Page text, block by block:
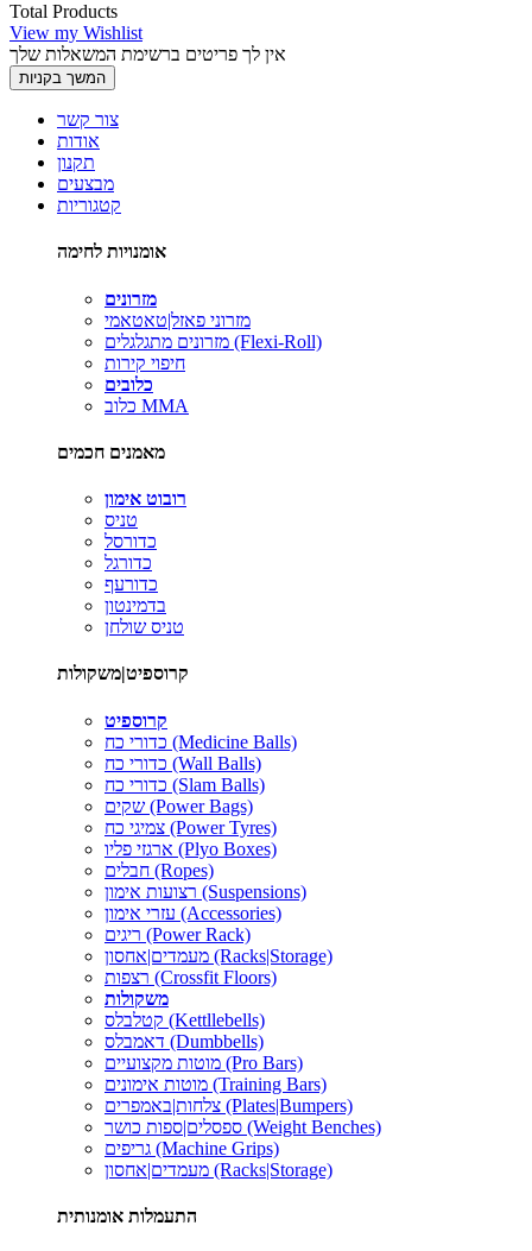
Total Products
View my Wishlist
אין לך פריטים ברשימת המשאלות שלך
המשך בקניות
צור קשר
אודות
תקנון
מבצעים
קטגוריות
אומנויות לחימה
מזרונים
מזרוני פאזל|טאטאמי
מזרונים מתגלגלים (Flexi-Roll)
חיפוי קירות
כלובים
כלוב MMA
מאמנים חכמים
רובוט אימון
טניס
כדורסל
כדורגל
כדורעף
בדמינטון
טניס שולחן
קרוספיט|משקולות
קרוספיט
כדורי כח (Medicine Balls)
כדורי כח (Wall Balls)
כדורי כח (Slam Balls)
שקים (Power Bags)
צמיגי כח (Power Tyres)
ארגזי פליו (Plyo Boxes)
חבלים (Ropes)
רצועות אימון (Suspensions)
עזרי אימון (Accessories)
ריגים (Power Rack)
מעמדים|אחסון (Racks|Storage)
רצפות (Crossfit Floors)
משקולות
קטלבלס (Kettllebells)
דאמבלס (Dumbbells)
מוטות מקצועיים (Pro Bars)
מוטות אימונים (Training Bars)
צלחות|באמפרים (Plates|Bumpers)
ספסלים|ספות כושר (Weight Benches)
גריפים (Machine Grips)
מעמדים|אחסון (Racks|Storage)
התעמלות אומנותית